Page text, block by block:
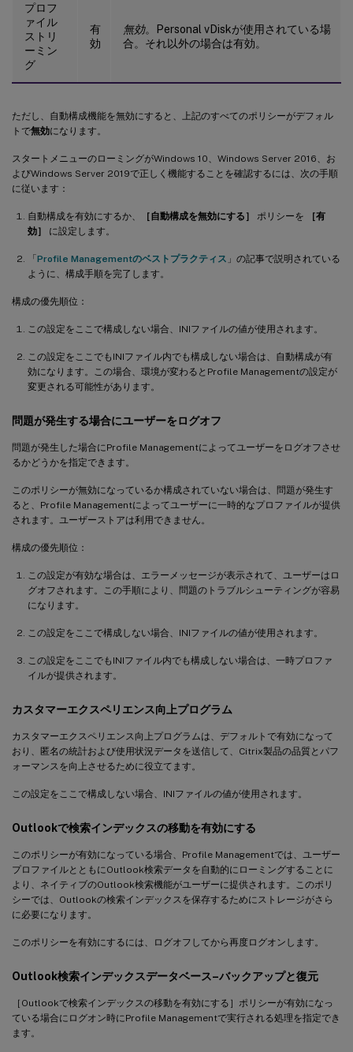
プロフ
ァイル
ストリ
ーミン
グ
有
効
無効。Personal vDiskが使用されている場
合。それ以外の場合は有効。
ただし、自動構成機能を無効にすると、上記のすべてのポリシーがデフォル
トで無効になります。
スタートメニューのローミングがWindows 10、Windows Server 2016、お
よびWindows Server 2019で正しく機能することを確認するには、次の手順
に従います：
自動構成を有効にするか、 ［自動構成を無効にする］ ポリシーを
［有
効］
に設定します。
「Profile Managementのベストプラクティス 」の記事で説明されている
ように、構成手順を完了します。
構成の優先順位：
この設定をここで構成しない場合、INIファイルの値が使用されます。
この設定をここでもINIファイル内でも構成しない場合は、自動構成が有
効になります。この場合、環境が変わるとProfile Managementの設定が
変更される可能性があります。
問題が発生する場合にユーザーをログオフ
問題が発生した場合にProfile Managementによってユーザーをログオフさせ
るかどうかを指定できます。
このポリシーが無効になっているか構成されていない場合は、問題が発生す
ると、Profile Managementによってユーザーに一時的なプロファイルが提供
されます。ユーザーストアは利用できません。
構成の優先順位：
この設定が有効な場合は、エラーメッセージが表示されて、ユーザーはロ
グオフされます。この手順により、問題のトラブルシューティングが容易
になります。
この設定をここで構成しない場合、INIファイルの値が使用されます。
この設定をここでもINIファイル内でも構成しない場合は、一時プロファ
イルが提供されます。
カスタマーエクスペリエンス向上プログラム
カスタマーエクスペリエンス向上プログラムは、デフォルトで有効になって
おり、匿名の統計および使用状況データを送信して、Citrix製品の品質とパフ
ォーマンスを向上させるために役立てます。
この設定をここで構成しない場合、INIファイルの値が使用されます。
Outlookで検索インデックスの移動を有効にする
このポリシーが有効になっている場合、Profile Managementでは、ユーザー
プロファイルとともにOutlook検索データを自動的にローミングすることに
より、ネイティブのOutlook検索機能がユーザーに提供されます。このポリ
シーでは、Outlookの検索インデックスを保存するためにストレージがさら
に必要になります。
このポリシーを有効にするには、ログオフしてから再度ログオンします。
Outlook検索インデックスデータベース–バックアップと復元
［Outlookで検索インデックスの移動を有効にする］ポリシーが有効になっ
ている場合にログオン時にProfile Managementで実行される処理を指定でき
ます。